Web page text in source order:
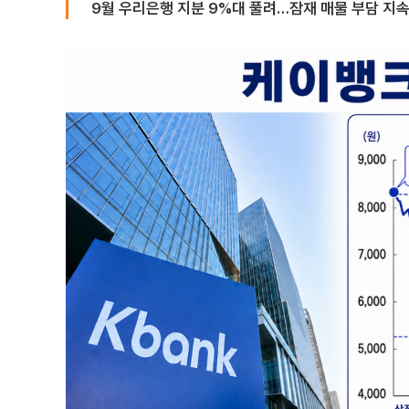
9월 우리은행 지분 9%대 풀려…잠재 매물 부담 지속